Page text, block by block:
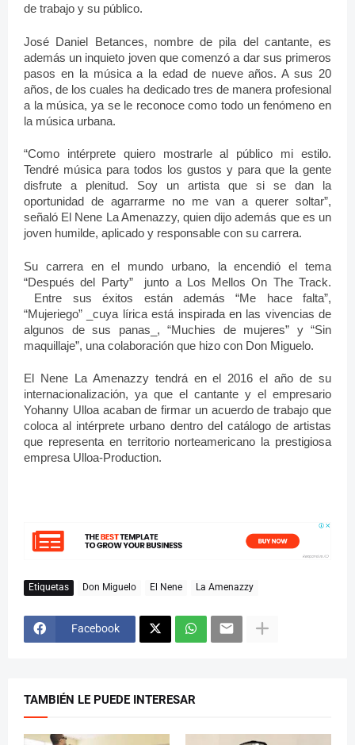
de trabajo y su público.
José Daniel Betances, nombre de pila del cantante, es
además un inquieto joven que comenzó a dar sus primeros
pasos en la música a la edad de nueve años. A sus 20
años, de los cuales ha dedicado tres de manera profesional
a la música, ya se le reconoce como todo un fenómeno en
la música urbana.
“Como intérprete quiero mostrarle al público mi estilo.
Tendré música para todos los gustos y para que la gente
disfrute a plenitud. Soy un artista que si se dan la
oportunidad de agarrarme no me van a querer soltar”,
señaló El Nene La Amenazzy, quien dijo además que es un
joven humilde, aplicado y responsable con su carrera.
Su carrera en el mundo urbano, la encendió el tema
“Después del Party” junto a Los Mellos On The Track.
Entre sus éxitos están además “Me hace falta”,
“Mujeriego” _cuya lírica está inspirada en las vivencias de
algunos de sus panas_, “Muchies de mujeres” y “Sin
maquillaje”, una colaboración que hizo con Don Miguelo.
El Nene La Amenazzy tendrá en el 2016 el año de su
internacionalización, ya que el cantante y el empresario
Yohanny Ulloa acaban de firmar un acuerdo de trabajo que
coloca al intérprete urbano dentro del catálogo de artistas
que representa en territorio norteamericano la prestigiosa
empresa Ulloa-Production.
Etiquetas Don Miguelo El Nene La Amenazzy
Facebook
TAMBIÉN LE PUEDE INTERESAR